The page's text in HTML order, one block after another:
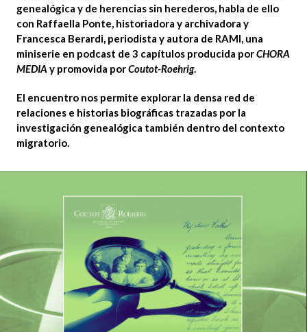
genealógica y de herencias sin herederos, habla de ello
con Raffaella Ponte, historiadora y archivadora y
Francesca Berardi, periodista y autora de RAMI, una
miniserie en podcast de 3 capítulos producida porCHORA
MEDIA y promovida porCoutot-Roehrig.
El encuentro nos permite explorar la densa red de
relaciones e historias biográficas trazadas por la
investigación genealógica también dentro del contexto
migratorio.